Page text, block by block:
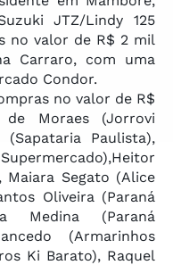
JTZ/Lindy 125
no valor de R$ 2 mil
Carraro, com uma
Condor.
no valor de R$
Moraes (Jorrovi
(Sapataria Paulista),
Maiara Segato (Alice
Oliveira (Paraná
Medina (Paraná
(Armarinhos
Ki Barato), Raquel